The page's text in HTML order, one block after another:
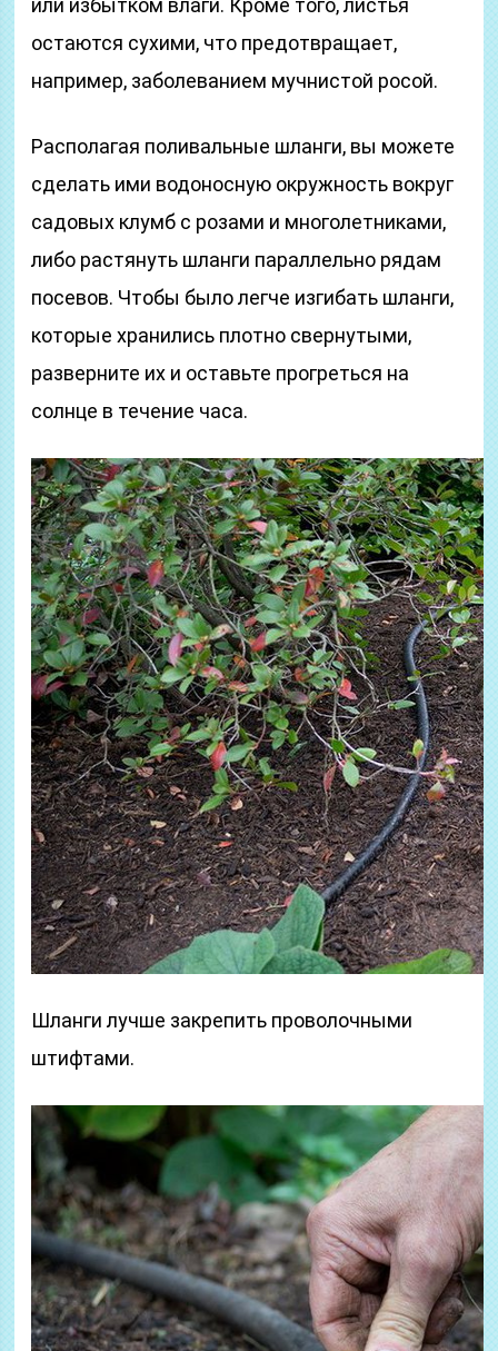
или избытком влаги. Кроме того, листья
остаются сухими, что предотвращает,
например, заболеванием мучнистой росой.
Располагая поливальные шланги, вы можете
сделать ими водоносную окружность вокруг
садовых клумб с розами и многолетниками,
либо растянуть шланги параллельно рядам
посевов. Чтобы было легче изгибать шланги,
которые хранились плотно свернутыми,
разверните их и оставьте прогреться на
солнце в течение часа.
Шланги лучше закрепить проволочными
штифтами.